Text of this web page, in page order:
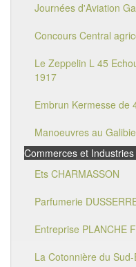
Journées d'Aviation
Concours Central
Le Zeppelin L 45
1917
Embrun Kermesse de
Manoeuvres au
Commerces et Industries
Ets CHARMASSON
Parfumerie
Entreprise PLANCHE
La Cotonnière du